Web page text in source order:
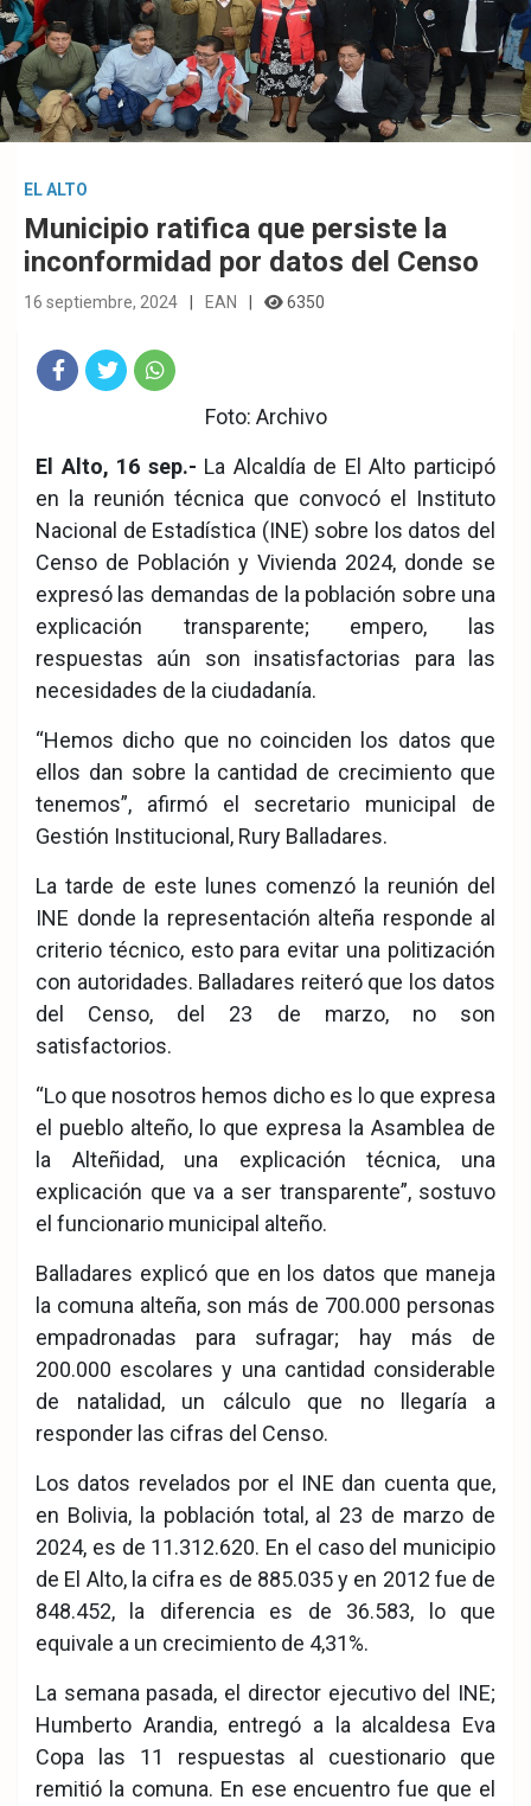
EL ALTO
Municipio ratifica que persiste la
inconformidad por datos del Censo
16 septiembre, 2024 EAN 6350
eb
ook
ter
tsA
pp
Foto: Archivo
El Alto, 16 sep.- La Alcaldía de El Alto participó
en la reunión técnica que convocó el Instituto
Nacional de Estadística (INE) sobre los datos del
Censo de Población y Vivienda 2024, donde se
expresó las demandas de la población sobre una
explicación transparente; empero, las
respuestas aún son insatisfactorias para las
necesidades de la ciudadanía.
“Hemos dicho que no coinciden los datos que
ellos dan sobre la cantidad de crecimiento que
tenemos”, afirmó el secretario municipal de
Gestión Institucional, Rury Balladares.
La tarde de este lunes comenzó la reunión del
INE donde la representación alteña responde al
criterio técnico, esto para evitar una politización
con autoridades. Balladares reiteró que los datos
del Censo, del 23 de marzo, no son
satisfactorios.
“Lo que nosotros hemos dicho es lo que expresa
el pueblo alteño, lo que expresa la Asamblea de
la Alteñidad, una explicación técnica, una
explicación que va a ser transparente”, sostuvo
el funcionario municipal alteño.
Balladares explicó que en los datos que maneja
la comuna alteña, son más de 700.000 personas
empadronadas para sufragar; hay más de
200.000 escolares y una cantidad considerable
de natalidad, un cálculo que no llegaría a
responder las cifras del Censo.
Los datos revelados por el INE dan cuenta que,
en Bolivia, la población total, al 23 de marzo de
2024, es de 11.312.620. En el caso del municipio
de El Alto, la cifra es de 885.035 y en 2012 fue de
848.452, la diferencia es de 36.583, lo que
equivale a un crecimiento de 4,31%.
La semana pasada, el director ejecutivo del INE;
Humberto Arandia, entregó a la alcaldesa Eva
Copa las 11 respuestas al cuestionario que
remitió la comuna. En ese encuentro fue que el